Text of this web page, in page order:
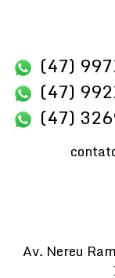
(47)
(47)
(47)
Av. Nereu